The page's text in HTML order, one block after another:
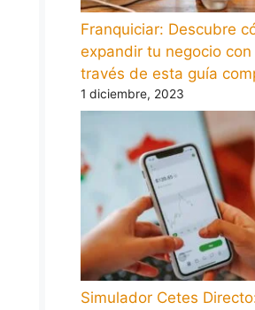
Franquiciar: Descubre
expandir tu negocio con
través de esta guía
1 diciembre, 2023
Simulador Cetes